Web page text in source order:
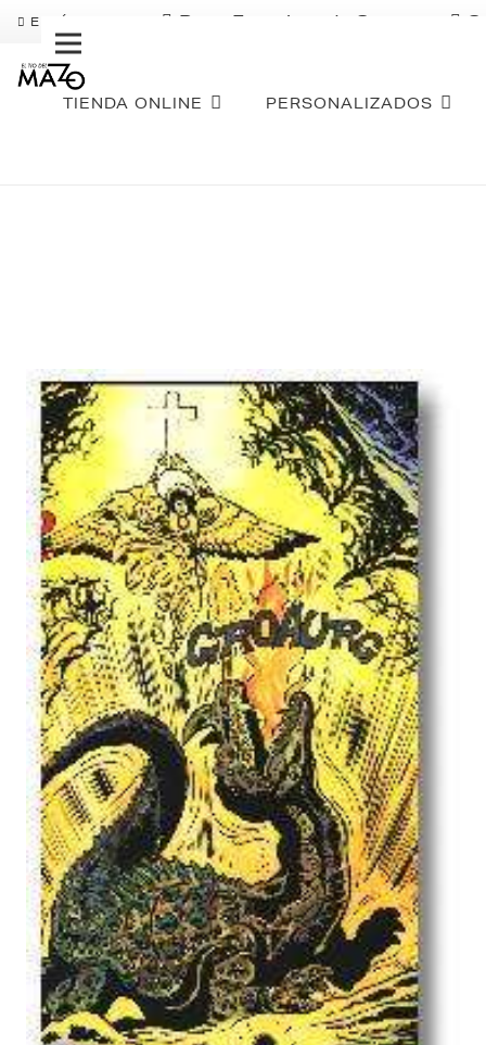
ENVÍO GRATIS Pago Fraccionado Sequra
TIENDA ONLINE PERSONALIZADOS